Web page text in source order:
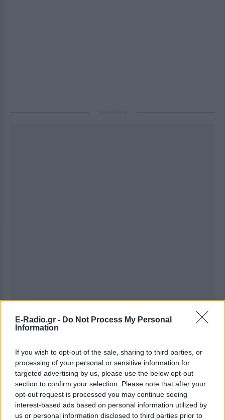
E-Radio.gr - Do Not Process My Personal
Information
If you wish to opt-out of the sale, sharing to third parties, or
processing of your personal or sensitive information for
targeted advertising by us, please use the below opt-out
section to confirm your selection. Please note that after your
opt-out request is processed you may continue seeing
interest-based ads based on personal information utilized by
us or personal information disclosed to third parties prior to
και μάθετε πρώτοι τα πιο hot νέα.
Για ακόμη περισσότερανέα , μπείτε στηνροή
ειδήσεων
του E-Daily.gr
Ακολουθήστε το E-Radio.gr και στο Instagram